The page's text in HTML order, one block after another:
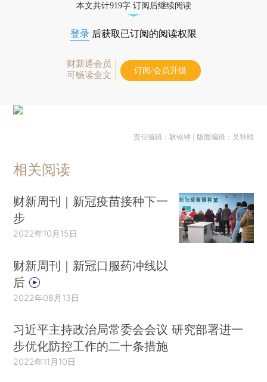
本文共计919字 订阅后继续阅读
登录 后获取已订阅的阅读权限
财新通会员
可畅读全文
订阅/会员升级
责任编辑：耿铭钟 | 版面编辑：吴秋晗
相关阅读
财新周刊｜新冠疫苗接种下一
步
2022年10月15日
财新周刊｜新冠口服药冲线以
后
2022年08月13日
习近平主持政治局常委会会议 研究部署进一
步优化防控工作的二十条措施
2022年11月10日